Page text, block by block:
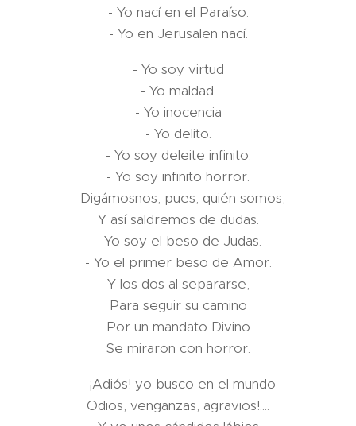
- Yo nací en el Paraíso.
- Yo en Jerusalen nací.
- Yo soy virtud
- Yo maldad.
- Yo inocencia
- Yo delito.
- Yo soy deleite infinito.
- Yo soy infinito horror.
- Digámosnos, pues, quién somos,
Y así saldremos de dudas.
- Yo soy el beso de Judas.
- Yo el primer beso de Amor.
Y los dos al separarse,
Para seguir su camino
Por un mandato Divino
Se miraron con horror.
- ¡Adiós! yo busco en el mundo
Odios, venganzas, agravios!....